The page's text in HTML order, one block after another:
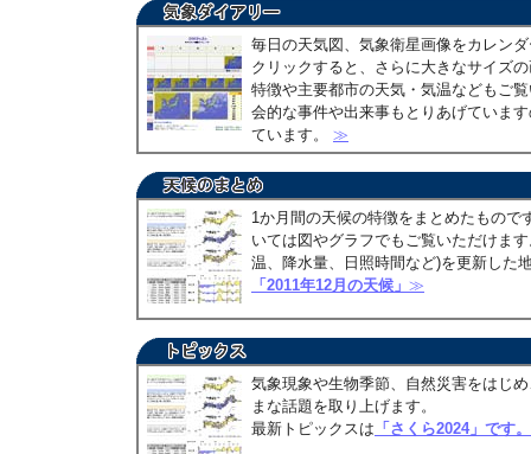
毎日の天気図、気象衛星画像をカレン
クリックすると、さらに大きなサイズ
特徴や主要都市の天気・気温などもご
会的な事件や出来事もとりあげていま
ています。 ≫
1か月間の天候の特徴をまとめたもので
いては図やグラフでもご覧いただけま
温、降水量、日照時間など)を更新した
「2011年12月の天候」 ≫
気象現象や生物季節、自然災害をはじ
まな話題を取り上げます。
最新トピックスは 「さくら2024」です。